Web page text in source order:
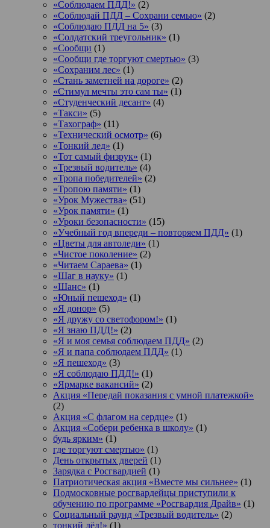
«Соблюдаем ПДД!» (2)
«Соблюдай ПДД – Сохрани семью» (2)
«Соблюдаю ПДД на 5» (3)
«Солдатский треугольник» (1)
«Сообщи (1)
«Сообщи где торгуют смертью» (3)
«Сохраним лес» (1)
«Стань заметней на дороге» (2)
«Стимул мечты это сам ты» (1)
«Студенческий десант» (4)
«Такси» (5)
«Тахограф» (11)
«Технический осмотр» (6)
«Тонкий лед» (1)
«Тот самый физрук» (1)
«Трезвый водитель» (4)
«Тропа победителей» (2)
«Тропою памяти» (1)
«Урок Мужества» (51)
«Урок памяти» (1)
«Уроки безопасности» (15)
«Учебный год впереди – повторяем ПДД» (1)
«Цветы для автоледи» (1)
«Чистое поколение» (2)
«Читаем Сараева» (1)
«Шаг в науку» (1)
«Шанс» (1)
«Юный пешеход» (1)
«Я донор» (5)
«Я дружу со светофором!» (1)
«Я знаю ПДД!» (2)
«Я и моя семья соблюдаем ПДД» (2)
«Я и папа соблюдаем ПДД» (1)
«Я пешеход» (3)
«Я соблюдаю ПДД!» (1)
«Ярмарке вакансий» (2)
Акция «Передай показания с умной платежкой»
(2)
Акция «С флагом на сердце» (1)
Акция «Собери ребенка в школу» (1)
будь ярким» (1)
где торгуют смертью» (1)
День открытых дверей (1)
Зарядка с Росгвардией (1)
Патриотическая акция «Вместе мы сильнее» (1)
Подмосковные росгвардейцы приступили к
обучению по программе «Росгвардия Драйв» (1)
Социальный раунд «Трезвый водитель» (2)
тонкий лёд!» (1)